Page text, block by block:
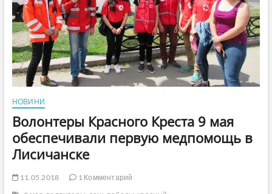
НОВИНИ
Волонтеры Красного Креста 9 мая
обеспечивали первую медпомощь в
Лисичанске
11.05.2018
1 Комментарий